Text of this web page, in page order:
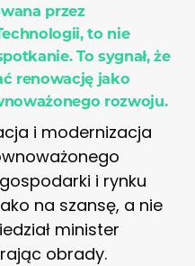
przez
to nie
To sygnał, że
renowację jako
rozwoju.
i modernizacja
i rynku
na szansę, a nie
minister
obrady.